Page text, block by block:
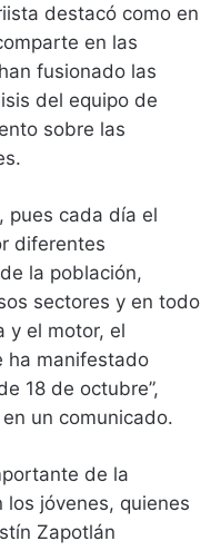
destacó como en
en las
fusionado las
del equipo de
sobre las
pues cada día el
diferentes
la población,
sectores y en todo
y el motor, el
ha manifestado
18 de octubre”,
un comunicado.
de la
los jóvenes, quienes
Zapotlán